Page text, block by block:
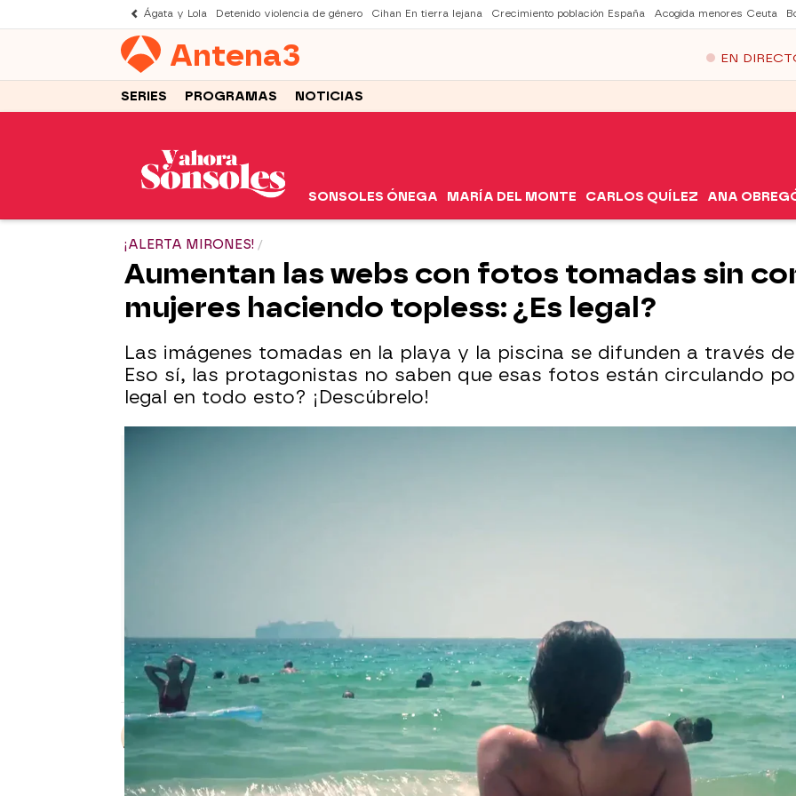
Ágata y Lola Detenido violencia de género Cihan En tierra lejana Crecimiento población España Acogida menores Ceuta
Antena3 EN
SERIES PROGRAMAS NOTICIAS
SONSOLES ÓNEGA MARÍA DEL MONTE CARLOS QUÍLEZ ANA
¡ALERTA MIRONES!
Aumentan las webs con fotos tomadas sin
mujeres haciendo topless: ¿Es legal?
Las imágenes tomadas en la playa y la piscina se difunden a través
Eso sí, las protagonistas no saben que esas fotos están circulando
legal en todo esto? ¡Descúbrelo!
Sara Ruiz
Publicado: 10 de agosto de 2023, 19:20 WhatsappFacebook
X